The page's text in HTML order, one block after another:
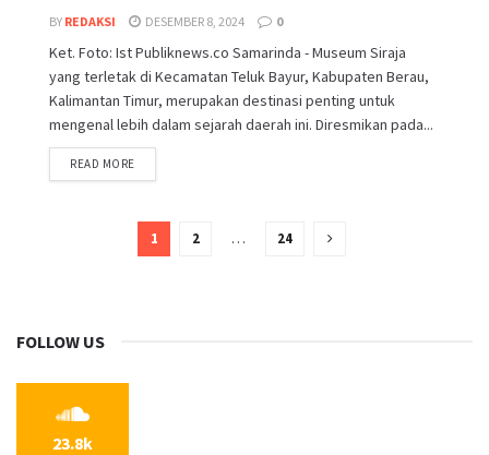
BY REDAKSI DESEMBER 8, 2024 0
Ket. Foto: Ist Publiknews.co Samarinda - Museum Siraja
yang terletak di Kecamatan Teluk Bayur, Kabupaten Berau,
Kalimantan Timur, merupakan destinasi penting untuk
mengenal lebih dalam sejarah daerah ini. Diresmikan pada...
READ MORE
1 2 … 24
FOLLOW US
23.8k